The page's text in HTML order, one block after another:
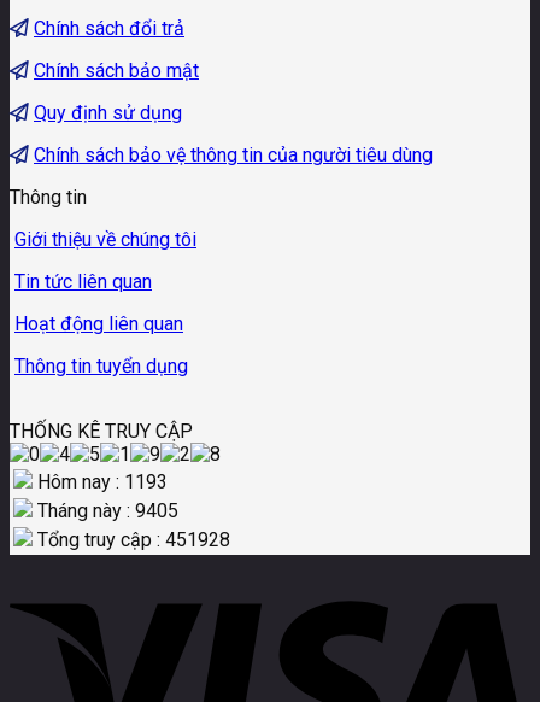
Chính sách đổi trả
Chính sách bảo mật
Quy định sử dụng
Chính sách bảo vệ thông tin của người tiêu dùng
Thông tin
Giới thiệu về chúng tôi
Tin tức liên quan
Hoạt động liên quan
Thông tin tuyển dụng
THỐNG KÊ TRUY CẬP
Hôm nay : 1193
Tháng này : 9405
Tổng truy cập : 451928